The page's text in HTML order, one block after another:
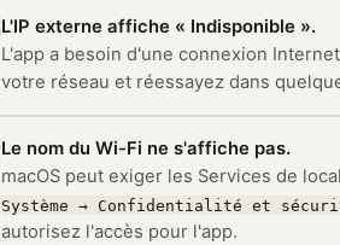
L'IP externe affiche « Indisponible ».
L'app a besoin d'une connexion
votre réseau et réessayez dans
Le nom du Wi-Fi ne s'affiche pas.
macOS peut exiger les Services de
Système → Confidentialité et
autorisez l'accès pour l'app.